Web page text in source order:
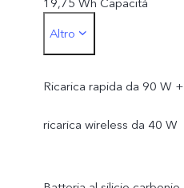
nominale: 5325 mAh
V) Energia nominale:
Wh
Altro
Ricarica rapida da 90 W +
ricarica wireless da 40 W